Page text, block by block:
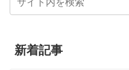
新着記事